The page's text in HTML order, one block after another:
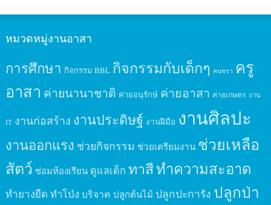
หมวดหมู่งานอาสา
การศึกษา กิจกรรม BBL กิจกรรมกับเด็กๆ คนชรา ครู
อาสา ค่ายนานาชาติ ค่ายอนุรักษ์ ค่ายอาสา ค่ายเกษตร งาน
IT งานก่อสร้าง งานประดิษฐ์ งานฝีมือ งานศิลปะ
งานออกแรง ช่วยกิจกรรม ช่วยเตรียมงาน ช่วยเหลือ
สัตว์ ซ่อมห้องเรียน ดูแลเด็ก ทาสีทำความสะอาด
ทำยางยืด ทำโป่ง บริจาค ปลูกต้นไม้ ปลูกปะการัง ปลูกป่า